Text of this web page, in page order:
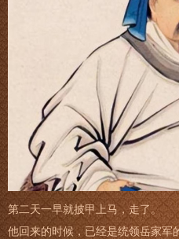
第二天一早就披甲上马，走了。
他回来的时候，已经是统领岳家军